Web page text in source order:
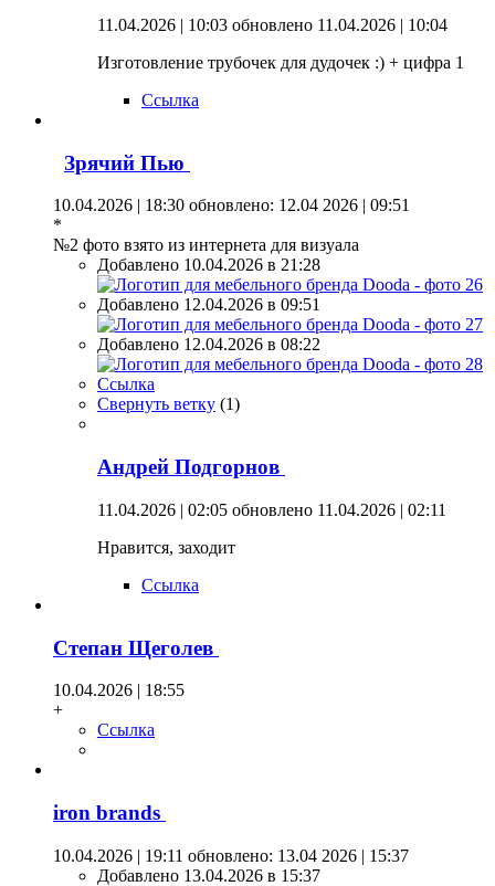
11.04.2026 | 10:03 обновлено 11.04.2026 | 10:04
Изготовление трубочек для дудочек :) + цифра 1
Ссылка
Зрячий Пью
10.04.2026 | 18:30 обновлено: 12.04 2026 | 09:51
*
№2 фото взято из интернета для визуала
Добавлено 10.04.2026 в 21:28
Добавлено 12.04.2026 в 09:51
Добавлено 12.04.2026 в 08:22
Ссылка
Свернуть ветку (1)
Андрей Подгорнов
11.04.2026 | 02:05 обновлено 11.04.2026 | 02:11
Нравится, заходит
Ссылка
Степан Щеголев
10.04.2026 | 18:55
+
Ссылка
iron brands
10.04.2026 | 19:11 обновлено: 13.04 2026 | 15:37
Добавлено 13.04.2026 в 15:37